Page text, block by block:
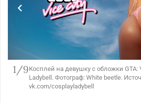
1/9Косплей на девушку с обложки GTA:
Ladybell. Фотограф: White beetle.
vk.com/cosplayladybell